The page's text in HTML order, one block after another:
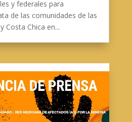
y federales para
de las comunidades de las
Costa Chica en...